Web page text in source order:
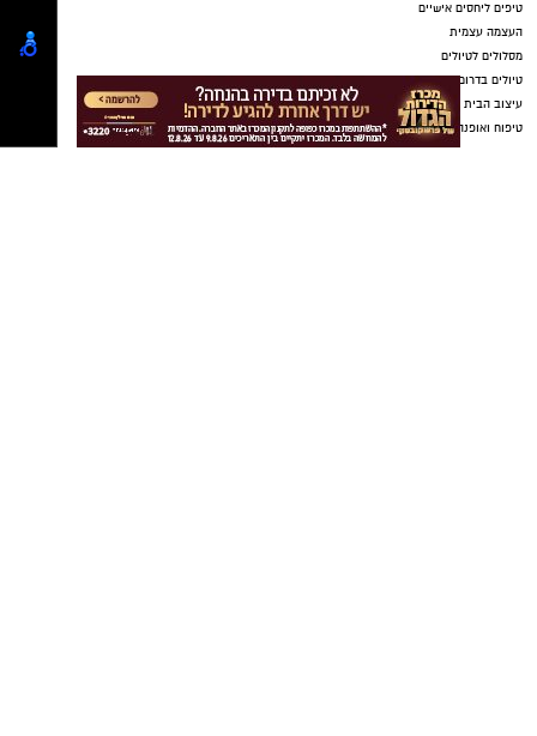
המלצה לסרט
המלצה לסדרה
טיפים ליחסים אישיים
העצמה עצמית
מסלולים לטיולים
טיולים בדרום